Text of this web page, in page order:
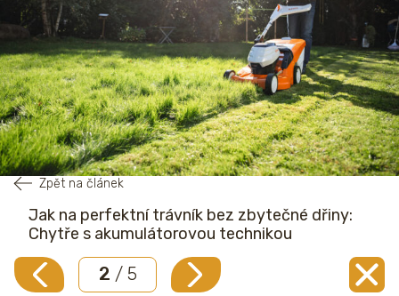
Zpět na článek
Jak na perfektní trávník bez zbytečné dřiny:
Chytře s akumulátorovou technikou
2 / 5